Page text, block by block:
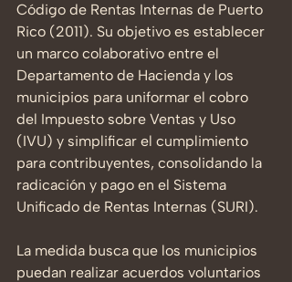
Código de Rentas Internas de Puerto
Rico (2011). Su objetivo es establecer
un marco colaborativo entre el
Departamento de Hacienda y los
municipios para uniformar el cobro
del Impuesto sobre Ventas y Uso
(IVU) y simplificar el cumplimiento
para contribuyentes, consolidando la
radicación y pago en el Sistema
Unificado de Rentas Internas (SURI).
La medida busca que los municipios
puedan realizar acuerdos voluntarios